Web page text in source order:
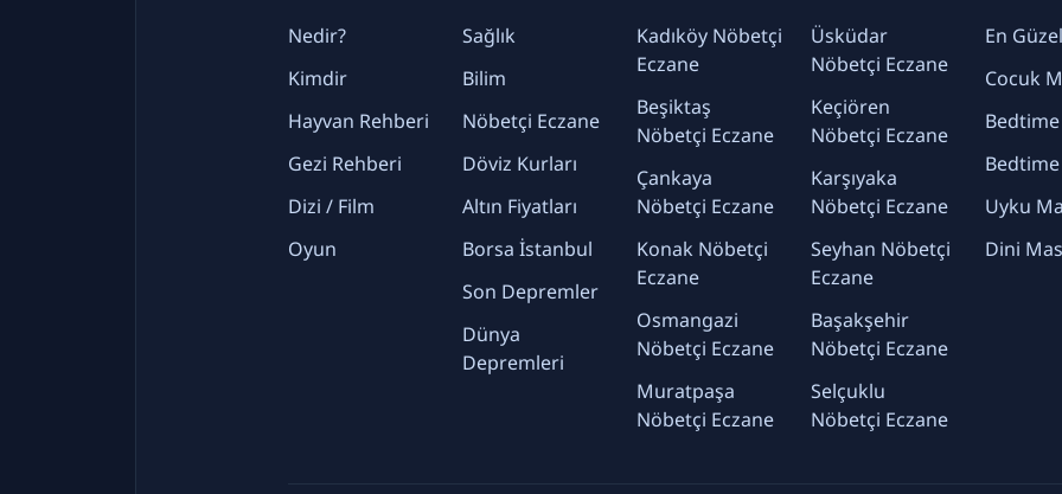
Nedir?
Kimdir
Hayvan Rehberi
Gezi Rehberi
Dizi / Film
Oyun
Sağlık
Bilim
Nöbetçi Eczane
Döviz Kurları
Altın Fiyatları
Borsa İstanbul
Son Depremler
Dünya
Depremleri
Kadıköy Nöbetçi
Eczane
Beşiktaş
Nöbetçi Eczane
Çankaya
Nöbetçi Eczane
Konak Nöbetçi
Eczane
Osmangazi
Nöbetçi Eczane
Muratpaşa
Nöbetçi Eczane
Üsküdar
Nöbetçi Eczane
Keçiören
Nöbetçi Eczane
Karşıyaka
Nöbetçi Eczane
Seyhan Nöbetçi
Eczane
Başakşehir
Nöbetçi Eczane
Selçuklu
Nöbetçi Eczane
En
Cocuk
Uyku
Dini